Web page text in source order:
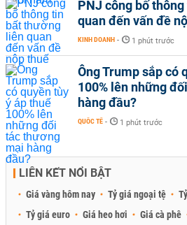
PNJ công bố
quan đến vấn đề
KINH DOANH - 1 phút trước
Ông Trump sắp có
100% lên những
hàng đầu?
QUỐC TẾ - 1 phút trước
LIÊN KẾT NỔI BẬT
Giá vàng hôm nay Tỷ giá ngoại tệ
Tỷ giá euro
Giá heo hơi Giá cà phê